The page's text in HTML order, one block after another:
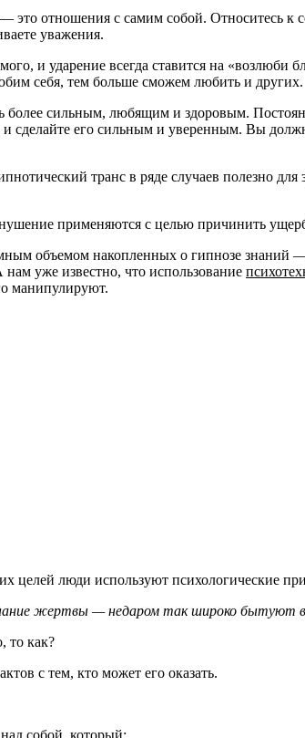
отношения с самим собой. Относитесь к
уважения.
и ударение всегда ставится на
себя, тем больше сможем любить и других.
более сильным, любящим и здоровым.
сделайте его сильным и уверенным. Вы
транс в ряде случаев полезно
применяются с целью причинить
объемом накопленных о гипнозе знаний
уже известно, что использование
манипулируют.
целей люди используют психологические
жертвы — недаром так широко бытуют в
то как?
с тем, кто может его оказать.
собой, который: